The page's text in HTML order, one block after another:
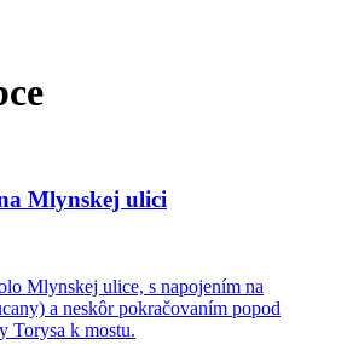
Mlynskej ulici
Mlynskej ulice, s napojením na
a neskôr pokračovaním popod
Torysa k mostu.